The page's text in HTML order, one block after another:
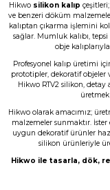
Çok başarılı gerçekten.
N... E... | 01/06/2026
Ürün çok güzel hediye için
ederim
Firmanın hizmet ve
memnunum
A... G... | 21/04/2026
Hikwo silikon kalıp
ve benzeri döküm
kalıptan çıkarma işlemini
sağlar. Mumluk kalıbı, tepsi
obje
Profesyonel kalıp üretimi
prototipler, dekoratif objeler
Hikwo RTV2 silikon, detay
Hikwo olarak amacımız;
malzemeler sunmaktır.
uygun dekoratif ürünler
silikon ürünleriyle
Hikwo ile tasarla, dök,